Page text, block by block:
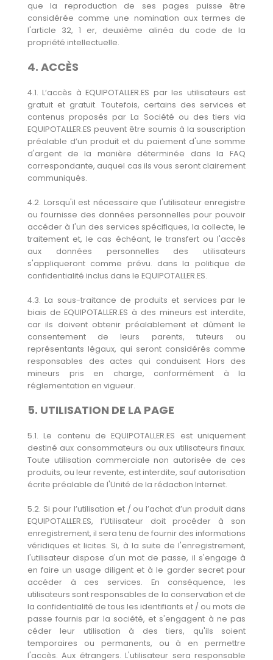
que la reproduction de ses pages puisse être
considérée comme une nomination aux termes de
l'article 32, 1 er, deuxième alinéa du code de la
propriété intellectuelle.
4. ACCÈS
4.1. L’accès à EQUIPOTALLER.ES par les utilisateurs est
gratuit et gratuit. Toutefois, certains des services et
contenus proposés par La Société ou des tiers via
EQUIPOTALLER.ES peuvent être soumis à la souscription
préalable d’un produit et du paiement d'une somme
d'argent de la manière déterminée dans la FAQ
correspondante, auquel cas ils vous seront clairement
communiqués.
4.2. Lorsqu'il est nécessaire que l'utilisateur enregistre
ou fournisse des données personnelles pour pouvoir
accéder à l'un des services spécifiques, la collecte, le
traitement et, le cas échéant, le transfert ou l'accès
aux données personnelles des utilisateurs
s'appliqueront comme prévu. dans la politique de
confidentialité inclus dans le EQUIPOTALLER.ES.
4.3. La sous-traitance de produits et services par le
biais de EQUIPOTALLER.ES à des mineurs est interdite,
car ils doivent obtenir préalablement et dûment le
consentement de leurs parents, tuteurs ou
représentants légaux, qui seront considérés comme
responsables des actes qui conduisent Hors des
mineurs pris en charge, conformément à la
réglementation en vigueur.
5. UTILISATION DE LA PAGE
5.1. Le contenu de EQUIPOTALLER.ES est uniquement
destiné aux consommateurs ou aux utilisateurs finaux.
Toute utilisation commerciale non autorisée de ces
produits, ou leur revente, est interdite, sauf autorisation
écrite préalable de l'Unité de la rédaction Internet.
5.2. Si pour l’utilisation et / ou l’achat d’un produit dans
EQUIPOTALLER.ES, l’Utilisateur doit procéder à son
enregistrement, il sera tenu de fournir des informations
véridiques et licites. Si, à la suite de l'enregistrement,
l'utilisateur dispose d'un mot de passe, il s'engage à
en faire un usage diligent et à le garder secret pour
accéder à ces services. En conséquence, les
utilisateurs sont responsables de la conservation et de
la confidentialité de tous les identifiants et / ou mots de
passe fournis par la société, et s'engagent à ne pas
céder leur utilisation à des tiers, qu'ils soient
temporaires ou permanents, ou à en permettre
l'accès. Aux étrangers. L'utilisateur sera responsable